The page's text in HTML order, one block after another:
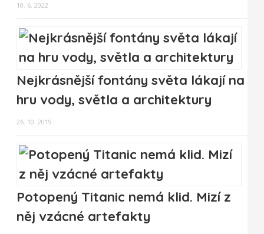
10. 6. 2022
Nejkrásnější fontány světa lákají na
hru vody, světla a architektury
26. 10. 2019
Potopený Titanic nemá klid. Mizí z
něj vzácné artefakty